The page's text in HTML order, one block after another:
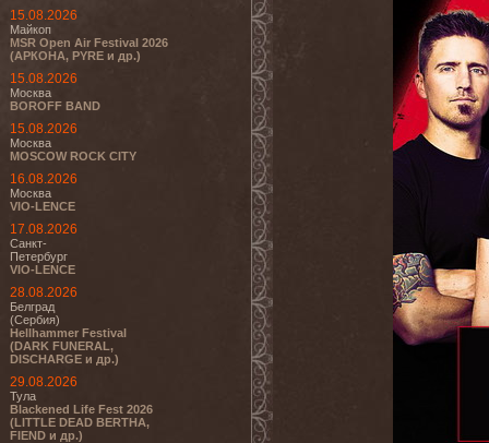
15.08.2026
Майкоп
MSR Open Air Festival 2026
(АРКОНА, PYRE и др.)
15.08.2026
Москва
BOROFF BAND
15.08.2026
Москва
MOSCOW ROCK CITY
16.08.2026
Москва
VIO-LENCE
17.08.2026
Санкт-
Петербург
VIO-LENCE
28.08.2026
Белград
(Сербия)
Hellhammer Festival
(DARK FUNERAL,
DISCHARGE и др.)
29.08.2026
Тула
Blackened Life Fest 2026
(LITTLE DEAD BERTHA,
FIEND и др.)